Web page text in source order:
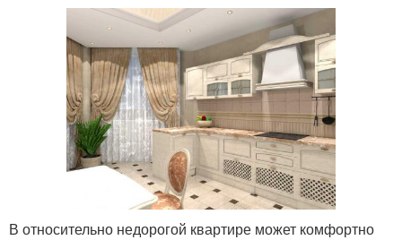
В относительно недорогой квартире может комфортно